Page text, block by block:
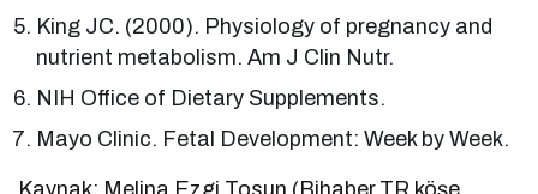
King JC. (2000). Physiology of pregnancy and
nutrient metabolism. Am J Clin Nutr.
NIH Office of Dietary Supplements.
Mayo Clinic. Fetal Development: Week by Week.